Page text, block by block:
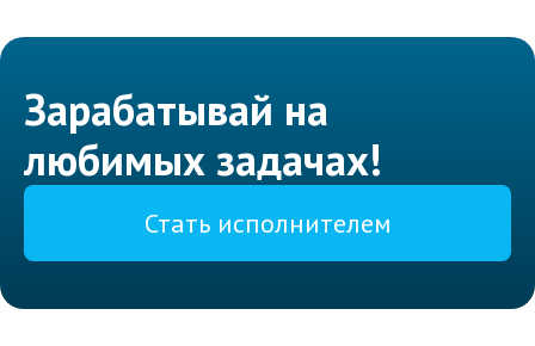
Зарабатывай на
любимых задачах!
Стать исполнителем